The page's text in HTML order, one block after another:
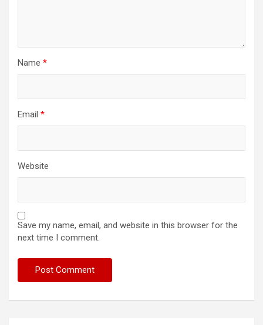
Name *
Email *
Website
Save my name, email, and website in this browser for the
next time I comment.